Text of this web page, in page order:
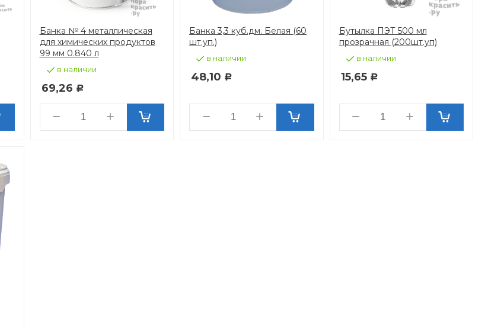
Банка № 4 металлическая
для химических продуктов
99 мм 0.840 л
в наличии
69,26 Р
Банка 3,3 куб.дм. Белая (60
шт.уп.)
в наличии
48,10 Р
Бутылка ПЭТ 500 мл
прозрачная (200шт.уп)
в наличии
15,65 Р